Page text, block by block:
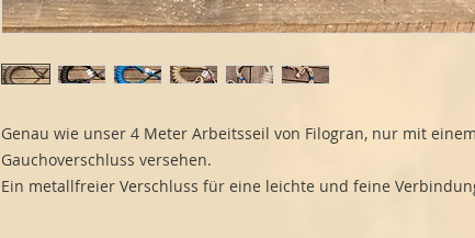
Genau wie unser 4 Meter Arbeitsseil von Filogran, nur mit einem
Gauchoverschluss versehen.
Ein metallfreier Verschluss für eine leichte und feine